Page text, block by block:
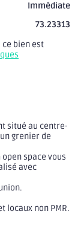
Immédiate
73.23313
bien est
situé au centre-
grenier de
space vous
avec
locaux non PMR.